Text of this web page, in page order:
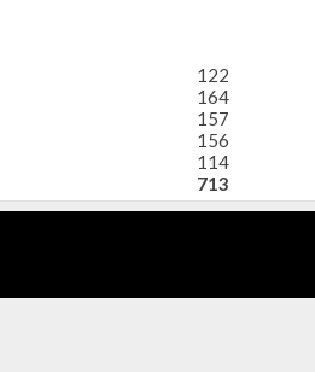
122
164
157
156
114
713